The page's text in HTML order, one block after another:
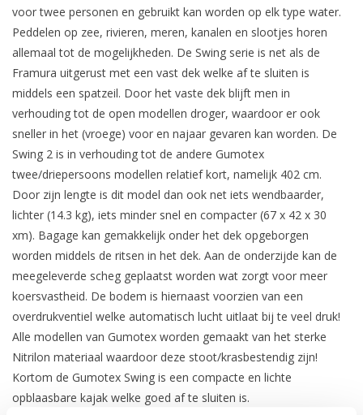
voor twee personen en gebruikt kan worden op elk type water.
Peddelen op zee, rivieren, meren, kanalen en slootjes horen
allemaal tot de mogelijkheden. De Swing serie is net als de
Framura uitgerust met een vast dek welke af te sluiten is
middels een spatzeil. Door het vaste dek blijft men in
verhouding tot de open modellen droger, waardoor er ook
sneller in het (vroege) voor en najaar gevaren kan worden. De
Swing 2 is in verhouding tot de andere Gumotex
twee/driepersoons modellen relatief kort, namelijk 402 cm.
Door zijn lengte is dit model dan ook net iets wendbaarder,
lichter (14.3 kg), iets minder snel en compacter (67 x 42 x 30
xm). Bagage kan gemakkelijk onder het dek opgeborgen
worden middels de ritsen in het dek. Aan de onderzijde kan de
meegeleverde scheg geplaatst worden wat zorgt voor meer
koersvastheid. De bodem is hiernaast voorzien van een
overdrukventiel welke automatisch lucht uitlaat bij te veel druk!
Alle modellen van Gumotex worden gemaakt van het sterke
Nitrilon materiaal waardoor deze stoot/krasbestendig zijn!
Kortom de Gumotex Swing is een compacte en lichte
opblaasbare kajak welke goed af te sluiten is.